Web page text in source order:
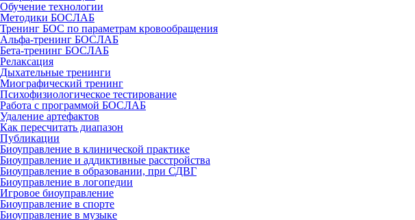
Обучение технологии
Методики БОСЛАБ
Тренинг БОС по параметрам кровообращения
Альфа-тренинг БОСЛАБ
Бета-тренинг БОСЛАБ
Релаксация
Дыхательные тренинги
Миографический тренинг
Психофизиологическое тестирование
Работа с программой БОСЛАБ
Удаление артефактов
Как пересчитать диапазон
Публикации
Биоуправление в клинической практике
Биоуправление и аддиктивные расстройства
Биоуправление в образовании, при СДВГ
Биоуправление в логопедии
Игровое биоуправление
Биоуправление в спорте
Биоуправление в музыке